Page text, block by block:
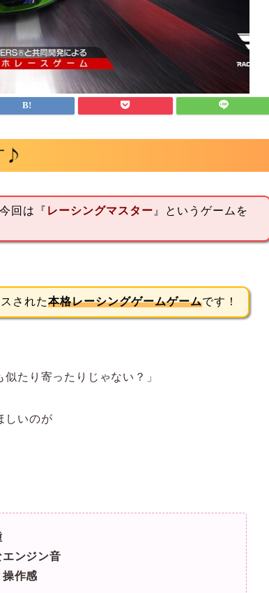
回は『 レーシングマスター 』というゲームを
された本格レーシングゲームゲームです！
たり寄ったりじゃない？」
しいのが
ンジン音
作感